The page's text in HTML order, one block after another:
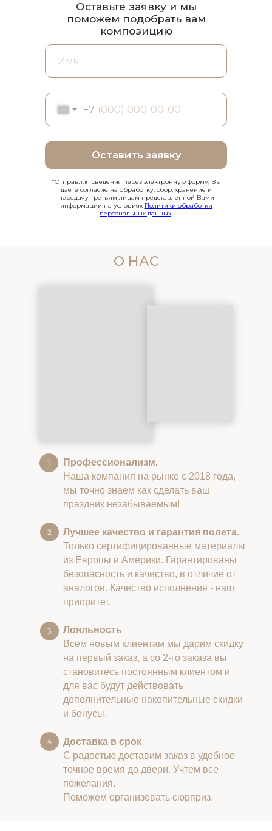
+7
Оставить заявку
Оставьте заявку и мы
поможем подобрать вам
композицию
*Отправляя сведения через электронную форму, Вы
даете согласие на обработку, сбор, хранение и
передачу третьим лицам представленной Вами
информации на условиях Политики обработки
персональных данных.
О НАС
Профессионализм.
Наша компания на рынке с 2018 года,
мы точно знаем как сделать ваш
праздник незабываемым!
Лучшее качество и гарантия полета.
Только сертифицированные материалы
из Европы и Америки. Гарантированы
безопасность и качество, в отличие от
аналогов. Качество исполнения - наш
приоритет.
Лояльность
Всем новым клиентам мы дарим скидку
на первый заказ, а со 2-го заказа вы
становитесь постоянным клиентом и
для вас будут действовать
дополнительные накопительные скидки
и бонусы.
Доставка в срок
С радостью доставим заказ в удобное
точное время до двери. Учтем все
пожелания.
Поможем организовать сюрприз.